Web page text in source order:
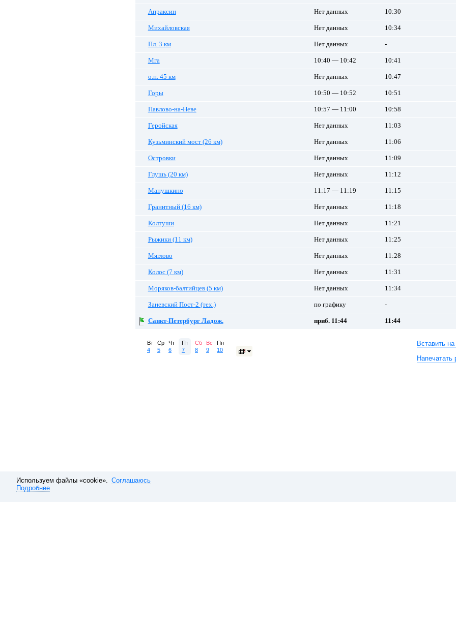
Апраксин Нет данных 10:30
Михайловская Нет данных 10:34
Пл. 3 км Нет данных -
Мга 10:40 — 10:42 10:41
о.п. 45 км Нет данных 10:47
Горы 10:50 — 10:52 10:51
Павлово-на-Неве 10:57 — 11:00 10:58
Геройская Нет данных 11:03
Кузьминский мост (26 км) Нет данных 11:06
Островки Нет данных 11:09
Глушь (20 км) Нет данных 11:12
Манушкино 11:17 — 11:19 11:15
Гранитный (16 км) Нет данных 11:18
Колтуши Нет данных 11:21
Рыжики (11 км) Нет данных 11:25
Мяглово Нет данных 11:28
Колос (7 км) Нет данных 11:31
Моряков-балтийцев (5 км) Нет данных 11:34
Заневский Пост-2 (тех.) по графику -
Санкт-Петербург Ладож. приб. 11:44 11:44
Вт
4
Ср
5
Чт
6
Пт
7
Сб
8
Вс
9
Пн
10
Вставить на
Напечатать
Используем файлы «cookie». Соглашаюсь
Подробнее